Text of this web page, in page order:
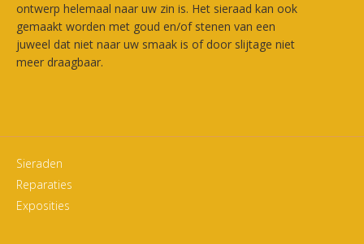
ontwerp helemaal naar uw zin is. Het sieraad kan ook
gemaakt worden met goud en/of stenen van een
juweel dat niet naar uw smaak is of door slijtage niet
meer draagbaar.
Sieraden
Reparaties
Exposities